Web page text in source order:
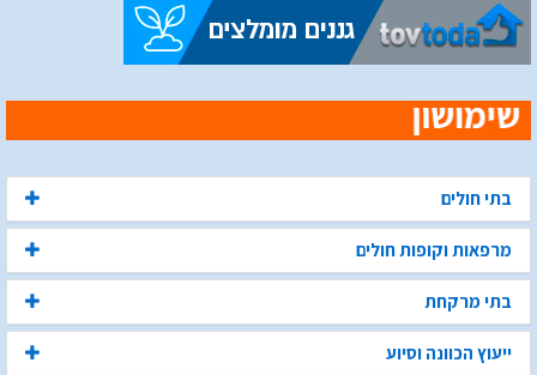
בתי חולים
מרפאות וקופות חולים
בתי מרקחת
ייעוץ הכוונה וסיוע